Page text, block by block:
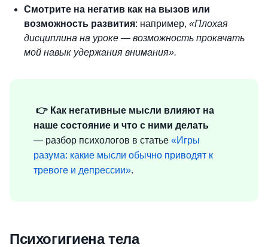
Смотрите на негатив как на вызов или
возможность развития: например, «Плохая
дисциплина на уроке — возможность прокачать
мой навык удержания внимания».
👉 Как негативные мысли влияют на
наше состояние и что с ними делать
— разбор психологов в статье «Игры
разума: какие мысли обычно приводят к
тревоге и депрессии».
Психогигиена тела